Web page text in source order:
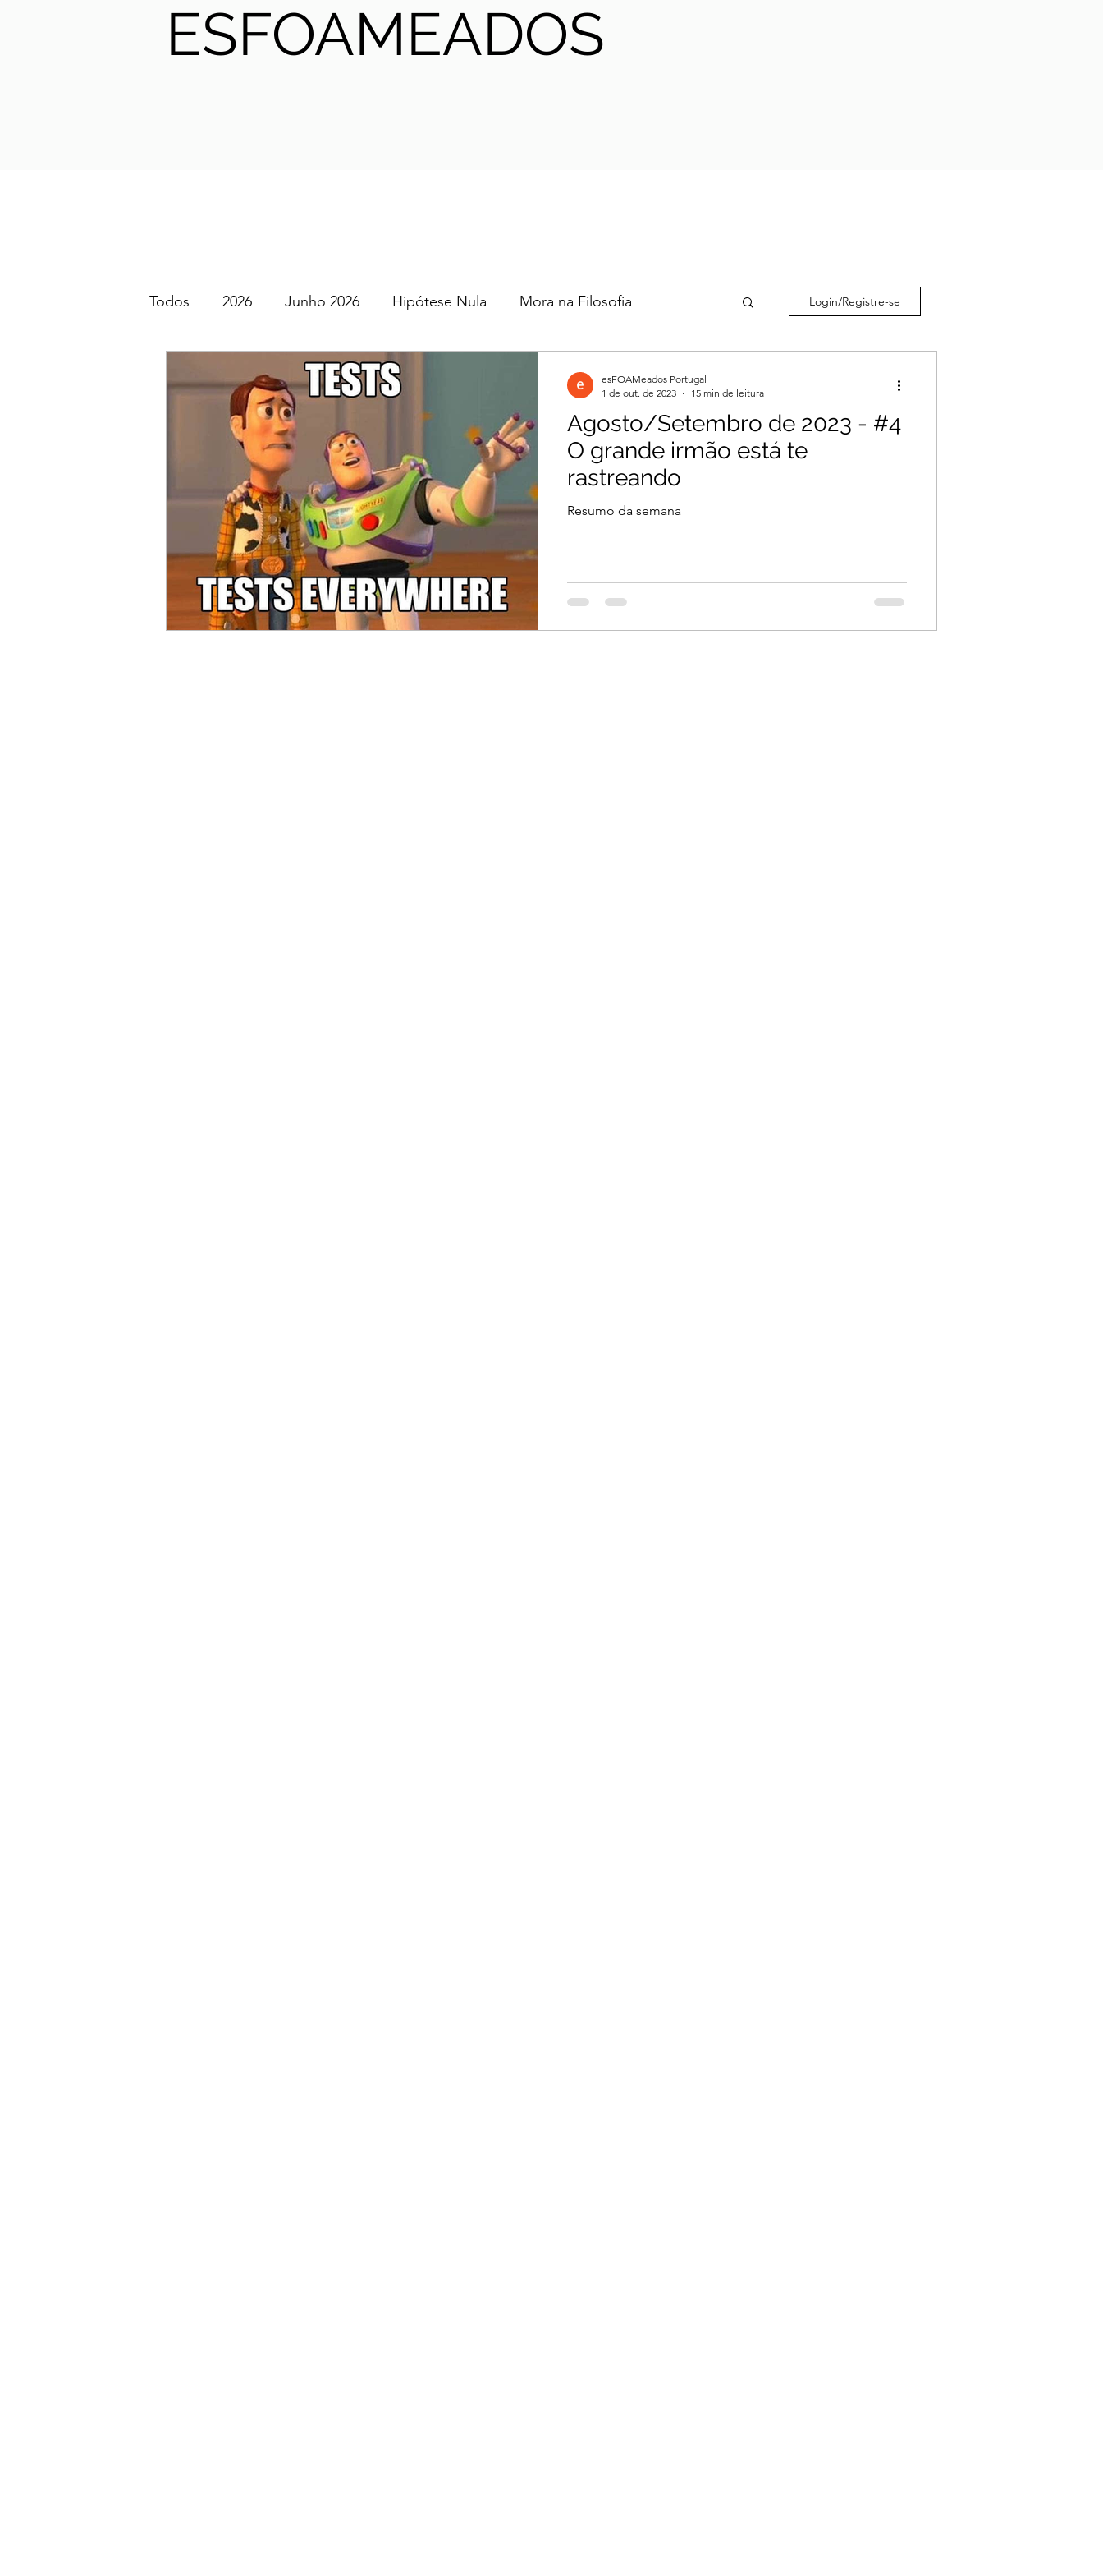
ESFOAMEADOS
Todos 2026 Junho 2026 Hipótese Nula Mora na Filosofia
2025 2024
Maio 2026 Abril 2026 Março 2026 Março 2026
Fevereiro 2026 Janeiro 2026 Dezembro 2025
Outubro 2025 Setembro 2025 Agosto 2025
Junho 2025 Dezembro 2024 Novembro 2024 Outubro 2024
Login/Registre-se
Agosto/Setembro de 2023 - #4
O grande irmão está te
rastreando
Resumo da semana
esFOAMeados Portugal
1 de out. de 2023
15 min de leitura